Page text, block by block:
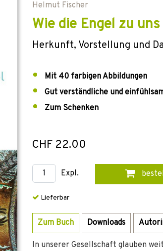
Helmut Fischer
Wie die Engel zu
Herkunft, Vorstellung und
Mit 40 farbigen Abbildungen
Gut verständliche und
Zum Schenken
CHF 22.00
Expl.
Lieferbar
Zum Buch Downloads
In unserer Gesellschaft glauben